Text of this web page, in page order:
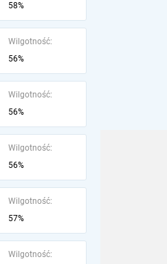
58%
Wilgotność:
56%
Wilgotność:
56%
Wilgotność:
56%
Wilgotność:
57%
Wilgotność: